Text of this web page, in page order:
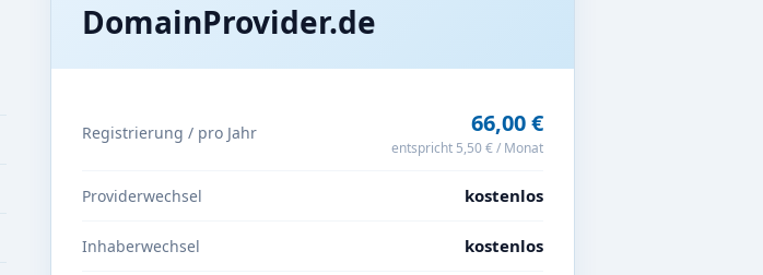
DomainProvider.de
Registrierung / pro Jahr 66,00 €
entspricht 5,50 € / Monat
Providerwechsel kostenlos
Inhaberwechsel kostenlos